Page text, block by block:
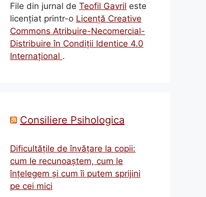
File din jurnal de Teofil Gavril este
licenţiat printr-o Licenţă Creative
Commons Atribuire-Necomercial-
Distribuire în Condiţii Identice 4.0
Internațional .
Consiliere Psihologica
Dificultățile de învățare la copii:
cum le recunoaștem, cum le
înțelegem și cum îi putem sprijini
pe cei mici